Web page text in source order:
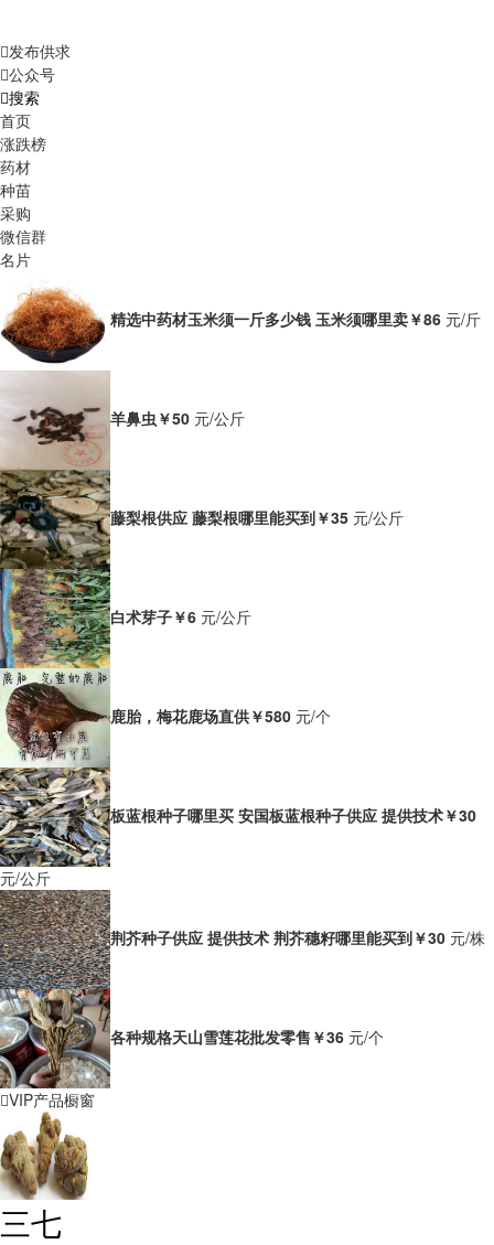
发布供求
公众号
搜索
首页
涨跌榜
药材
种苗
采购
微信群
名片
精选中药材玉米须一斤多少钱 玉米须哪里卖￥86 元/斤
羊鼻虫 ￥50 元/公斤
藤梨根供应 藤梨根哪里能买到￥35 元/公斤
白术芽子￥6 元/公斤
鹿胎，梅花鹿场直供￥580 元/个
板蓝根种子哪里买 安国板蓝根种子供应 提供技术￥30
元/公斤
荆芥种子供应 提供技术 荆芥穗籽哪里能买到￥30 元/株
各种规格天山雪莲花批发零售 ￥36 元/个
VIP产品橱窗
三七